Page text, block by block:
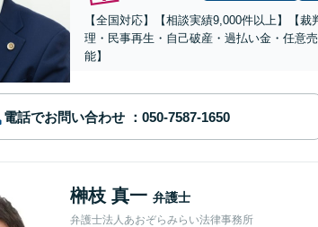
【全国対応】【相談実績9,000件以上】【
理・民事再生・自己破産・過払い金・任意
能】
電話でお問い合わせ
榊枝 真一 弁護士
弁護士法人あおぞらみらい法律事務所